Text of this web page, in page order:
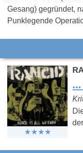
Gesang) gegründet,
Punklegende